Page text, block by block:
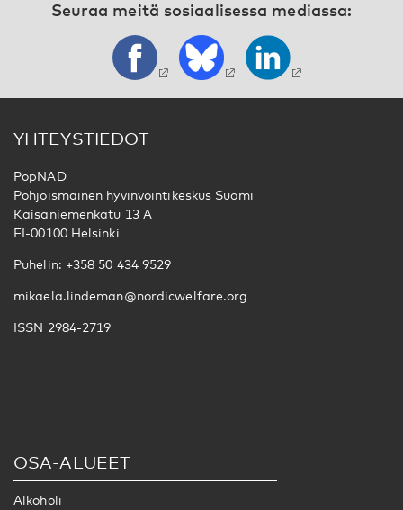
Seuraa meitä sosiaalisessa mediassa:
YHTEYSTIEDOT
PopNAD
Pohjoismainen hyvinvointikeskus Suomi
Kaisaniemenkatu 13 A
FI-00100 Helsinki
Puhelin: +358 50 434 9529
mikaela.lindeman@nordicwelfare.org
ISSN 2984-2719
OSA-ALUEET
Alkoholi